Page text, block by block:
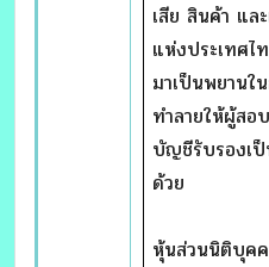
เสีย สินค้า แล
แห่งประเทศ
มาเป็นพยานใ
ทำลายให้ผู้ส
บัญชีรับรองเ
ด้วย
(2) ก
หุ้นส่วนนิติบุค